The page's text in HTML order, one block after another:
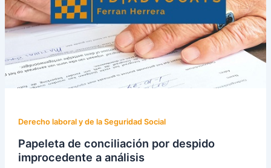
Derecho laboral y de la Seguridad Social
Papeleta de conciliación por despido
improcedente a análisis